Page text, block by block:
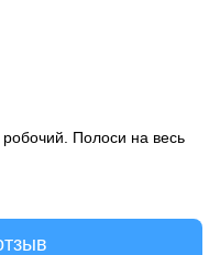
Полоси на весь